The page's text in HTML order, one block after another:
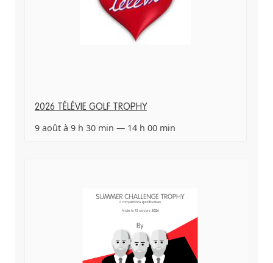
2026 TÉLÉVIE GOLF TROPHY
9 août à 9 h 30 min — 14 h 00 min